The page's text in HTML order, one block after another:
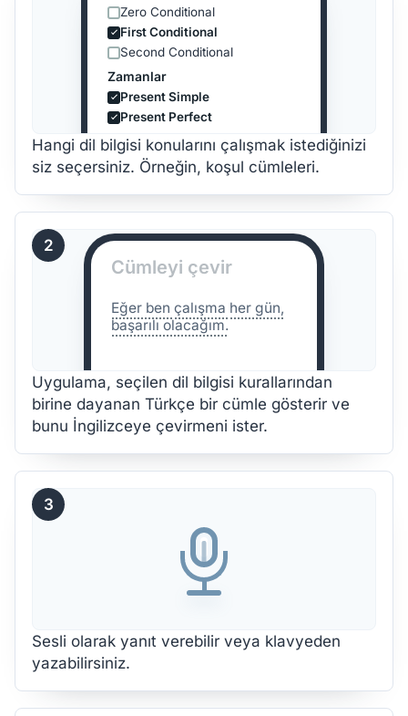
Zero Conditional
First Conditional
Second Conditional
Zamanlar
Present Simple
Present Perfect
Hangi dil bilgisi konularını çalışmak istediğinizi
siz seçersiniz. Örneğin, koşul cümleleri.
2
Cümleyi çevir
Eğer ben çalışma her gün,
başarılı olacağım.
Uygulama, seçilen dil bilgisi kurallarından
birine dayanan Türkçe bir cümle gösterir ve
bunu İngilizceye çevirmeni ister.
3
Sesli olarak yanıt verebilir veya klavyeden
yazabilirsiniz.